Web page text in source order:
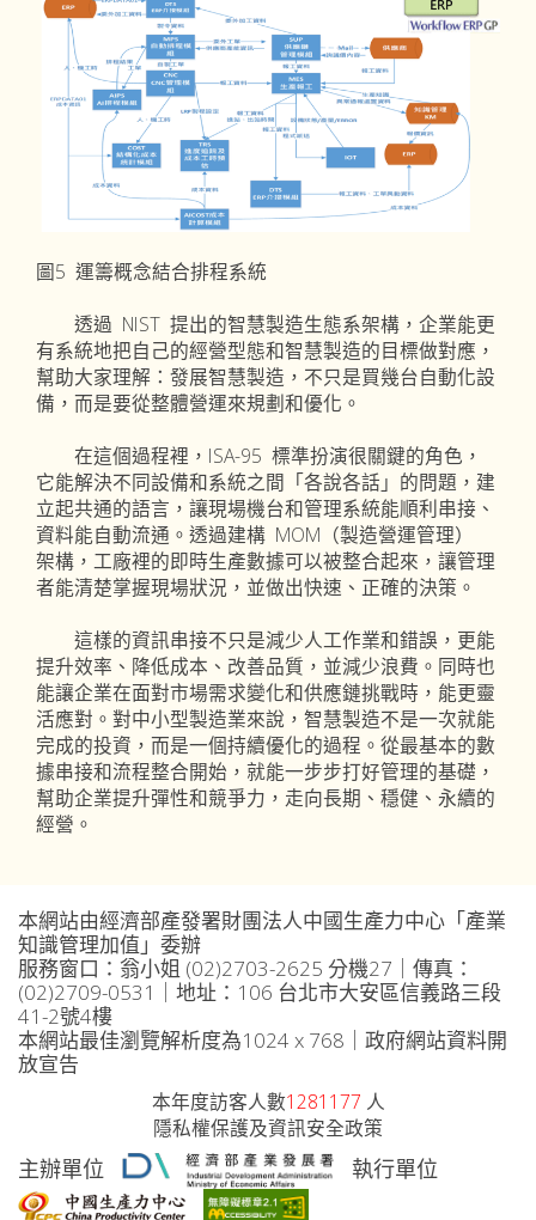
圖5 運籌概念結合排程系統
透過 NIST 提出的智慧製造生態系架構，企業能更
有系統地把自己的經營型態和智慧製造的目標做對應，
幫助大家理解：發展智慧製造，不只是買幾台自動化設
備，而是要從整體營運來規劃和優化。
在這個過程裡，ISA-95 標準扮演很關鍵的角色，
它能解決不同設備和系統之間「各說各話」的問題，建
立起共通的語言，讓現場機台和管理系統能順利串接、
資料能自動流通。透過建構 MOM（製造營運管理）
架構，工廠裡的即時生產數據可以被整合起來，讓管理
者能清楚掌握現場狀況，並做出快速、正確的決策。
這樣的資訊串接不只是減少人工作業和錯誤，更能
提升效率、降低成本、改善品質，並減少浪費。同時也
能讓企業在面對市場需求變化和供應鏈挑戰時，能更靈
活應對。對中小型製造業來說，智慧製造不是一次就能
完成的投資，而是一個持續優化的過程。從最基本的數
據串接和流程整合開始，就能一步步打好管理的基礎，
幫助企業提升彈性和競爭力，走向長期、穩健、永續的
經營。
本網站由經濟部產發署財團法人中國生產力中心「產業
知識管理加值」委辦
服務窗口：翁小姐 (02)2703-2625 分機27｜傳真：
(02)2709-0531｜地址：106 台北市大安區信義路三段
41-2號4樓
本網站最佳瀏覽解析度為1024 x 768｜政府網站資料開
放宣告
本年度訪客人數1281177 人
隱私權保護及資訊安全政策
主辦單位 執行單位